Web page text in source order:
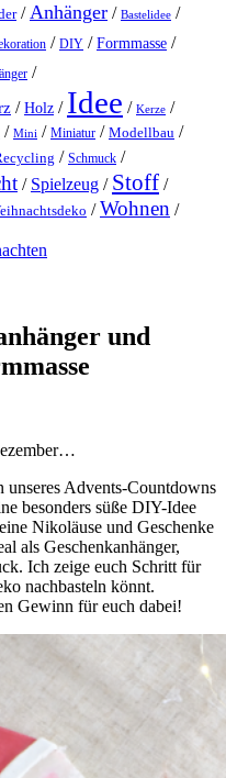
/Anhänger / Bastelidee /
/ DIY /Formmasse /
/
/Holz / Idee / Kerze /
/ Mini / Miniatur / Modellbau /
/ Schmuck /
/ Spielzeug / Stoff /
/Wohnen /
und
Advents-Countdowns
besonders süße DIY-Idee
Nikoläuse und Geschenke
als Geschenkanhänger,
Ich zeige euch Schritt für
nachbasteln könnt.
Gewinn für euch dabei!